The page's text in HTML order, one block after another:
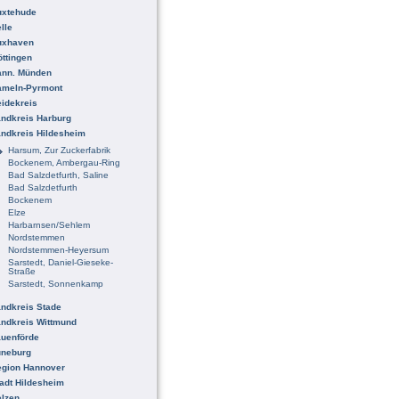
Münden
Pyrmont
Harburg
Hildesheim
Harsum, Zur Zuckerfabrik
Bockenem, Ambergau-Ring
Bad Salzdetfurth, Saline
Bad Salzdetfurth
Bockenem
Elze
Harbarnsen/Sehlem
Nordstemmen
Nordstemmen-Heyersum
Sarstedt, Daniel-Gieseke-
Straße
Sarstedt, Sonnenkamp
Stade
Wittmund
Hannover
Hildesheim